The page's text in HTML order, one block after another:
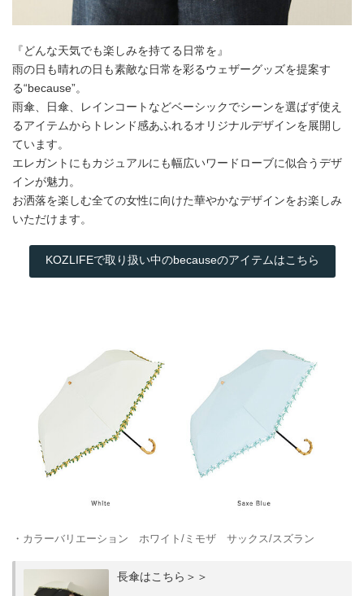
『どんな天気でも楽しみを持てる日常を』
雨の日も晴れの日も素敵な日常を彩るウェザーグッズを提案す
る“because”。
雨傘、日傘、レインコートなどベーシックでシーンを選ばず使え
るアイテムからトレンド感あふれるオリジナルデザインを展開し
ています。
エレガントにもカジュアルにも幅広いワードローブに似合うデザ
インが魅力。
お洒落を楽しむ全ての女性に向けた華やかなデザインをお楽しみ
いただけます。
KOZLIFEで取り扱い中のbecauseのアイテムはこちら
・カラーバリエーション ホワイト/ミモザ サックス/スズラン
長傘はこちら＞＞